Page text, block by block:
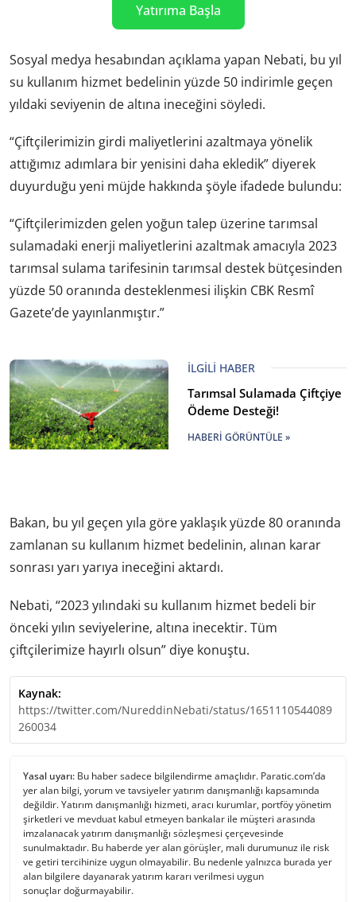
Yatırıma Başla
Sosyal medya hesabından açıklama yapan Nebati, bu yıl
su kullanım hizmet bedelinin yüzde 50 indirimle geçen
yıldaki seviyenin de altına ineceğini söyledi.
“Çiftçilerimizin girdi maliyetlerini azaltmaya yönelik
attığımız adımlara bir yenisini daha ekledik” diyerek
duyurduğu yeni müjde hakkında şöyle ifadede bulundu:
“Çiftçilerimizden gelen yoğun talep üzerine tarımsal
sulamadaki enerji maliyetlerini azaltmak amacıyla 2023
tarımsal sulama tarifesinin tarımsal destek bütçesinden
yüzde 50 oranında desteklenmesi ilişkin CBK Resmî
Gazete’de yayınlanmıştır.”
İLGILI HABER
Tarımsal Sulamada Çiftçiye
Ödeme Desteği!
HABERI GÖRÜNTÜLE »
Bakan, bu yıl geçen yıla göre yaklaşık yüzde 80 oranında
zamlanan su kullanım hizmet bedelinin, alınan karar
sonrası yarı yarıya ineceğini aktardı.
Nebati, “2023 yılındaki su kullanım hizmet bedeli bir
önceki yılın seviyelerine, altına inecektir. Tüm
çiftçilerimize hayırlı olsun” diye konuştu.
Kaynak:
https://twitter.com/NureddinNebati/status/1651110544089
260034
Yasal uyarı: Bu haber sadece bilgilendirme amaçlıdır. Paratic.com’da
yer alan bilgi, yorum ve tavsiyeler yatırım danışmanlığı kapsamında
değildir. Yatırım danışmanlığı hizmeti, aracı kurumlar, portföy yönetim
şirketleri ve mevduat kabul etmeyen bankalar ile müşteri arasında
imzalanacak yatırım danışmanlığı sözleşmesi çerçevesinde
sunulmaktadır. Bu haberde yer alan görüşler, mali durumunuz ile risk
ve getiri tercihinize uygun olmayabilir. Bu nedenle yalnızca burada yer
alan bilgilere dayanarak yatırım kararı verilmesi uygun
sonuçlar doğurmayabilir.